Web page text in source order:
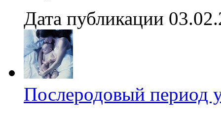
Дата публикации
Послеродовый период